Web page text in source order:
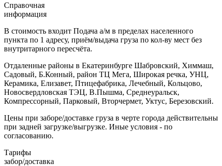
Справочная
информация
В стоимость входит Подача а/м в пределах населенного
пункта по 1 адресу, приём/выдача груза по кол-ву мест без
внутритарного пересчёта.
Отдаленные районы в Екатеринбурге Шабровский, Химмаш,
Садовый, Б.Конный, район ТЦ Мега, Широкая речка, УНЦ,
Керамика, Елизавет, Птицефабрика, Лечебный, Кольцово,
Новосвердловская ТЭЦ, В.Пышма, Среднеуральск,
Компрессорный, Парковый, Вторчермет, Уктус, Березовский.
Цены при заборе/доставке груза в черте города действительны
при задней загрузке/выгрузке. Иные условия - по
согласованию.
Тарифы
забор/доставка